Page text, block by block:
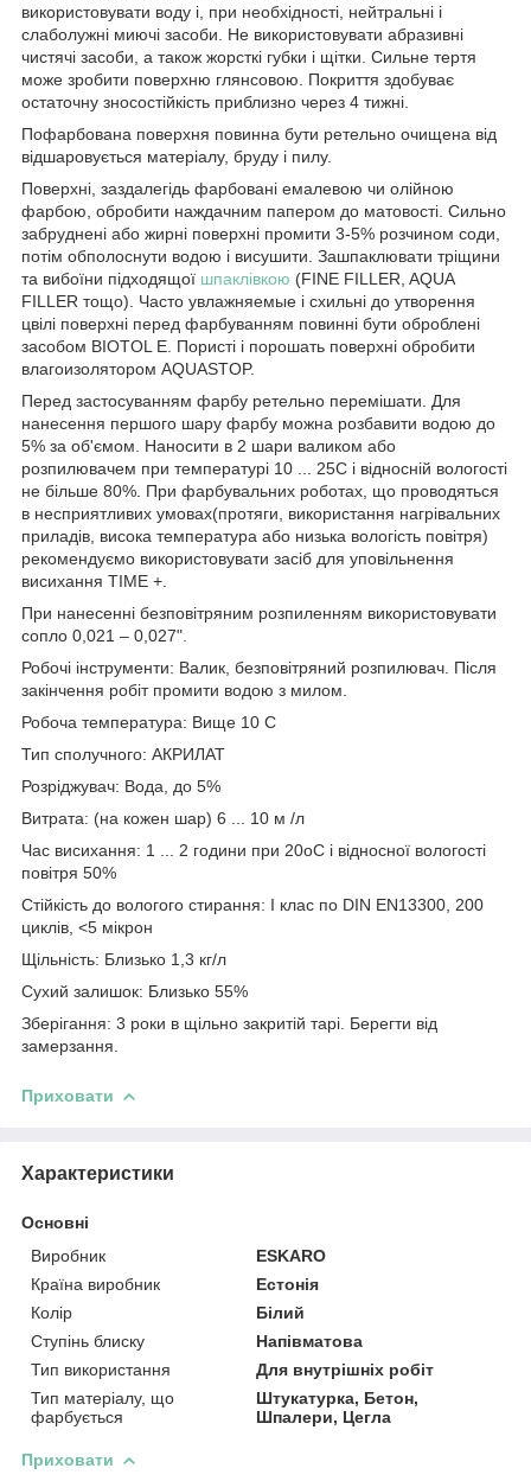
використовувати воду і, при необхідності, нейтральні і
слаболужні миючі засоби. Не використовувати абразивні
чистячі засоби, а також жорсткі губки і щітки. Сильне тертя
може зробити поверхню глянсовою. Покриття здобуває
остаточну зносостійкість приблизно через 4 тижні.
Пофарбована поверхня повинна бути ретельно очищена від
відшаровується матеріалу, бруду і пилу.
Поверхні, заздалегідь фарбовані емалевою чи олійною
фарбою, обробити наждачним папером до матовості. Сильно
забруднені або жирні поверхні промити 3-5% розчином соди,
потім обполоснути водою і висушити. Зашпаклювати тріщини
та вибоїни підходящої шпаклівкою (FINE FILLER, AQUA
FILLER тощо). Часто увлажняемые і схильні до утворення
цвілі поверхні перед фарбуванням повинні бути оброблені
засобом BIOTOL E. Пористі і порошать поверхні обробити
влагоизолятором AQUASTOP.
Перед застосуванням фарбу ретельно перемішати. Для
нанесення першого шару фарбу можна розбавити водою до
5% за об'ємом. Наносити в 2 шари валиком або
розпилювачем при температурі 10 ... 25С і відносній вологості
не більше 80%. При фарбувальних роботах, що проводяться
в несприятливих умовах(протяги, використання нагрівальних
приладів, висока температура або низька вологість повітря)
рекомендуємо використовувати засіб для уповільнення
висихання TIME +.
При нанесенні безповітряним розпиленням використовувати
сопло 0,021 – 0,027".
Робочі інструменти: Валик, безповітряний розпилювач. Після
закінчення робіт промити водою з милом.
Робоча температура: Вище 10 C
Тип сполучного: АКРИЛАТ
Розріджувач: Вода, до 5%
Витрата: (на кожен шар) 6 ... 10 м /л
Час висихання: 1 ... 2 години при 20оС і відносної вологості
повітря 50%
Стійкість до вологого стирання: I клас по DIN EN13300, 200
циклів, <5 мікрон
Щільність: Близько 1,3 кг/л
Сухий залишок: Близько 55%
Зберігання: 3 роки в щільно закритій тарі. Берегти від
замерзання.
Приховати
Характеристики
Основні
Виробник
ESKARO
Країна виробник
Естонія
Колір
Білий
Ступінь блиску
Напівматова
Тип використання
Для внутрішніх робіт
Тип матеріалу, що
фарбується
Штукатурка, Бетон,
Шпалери, Цегла
Приховати